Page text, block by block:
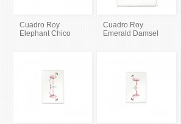
Cuadro Roy
Elephant Chico
Cuadro Roy
Emerald Damsel